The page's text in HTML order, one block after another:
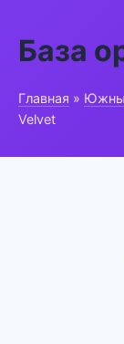
База
Главная »
Velvet